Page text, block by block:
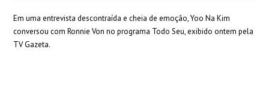
Em uma entrevista descontraída e cheia de emoção, Yoo Na Kim
conversou com Ronnie Von no programa Todo Seu, exibido ontem pela
TV Gazeta.